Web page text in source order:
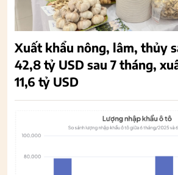
Xuất khẩu nông, lâm, thủy
42,8 tỷ USD sau 7 tháng,
11,6 tỷ USD